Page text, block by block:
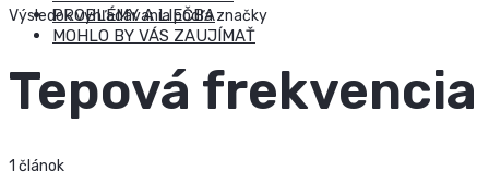
PROBLÉMY A LIEČBA
MOHLO BY VÁS ZAUJÍMAŤ
Výsledok vyhľadávania podľa značky
Tepová frekvencia
1 článok